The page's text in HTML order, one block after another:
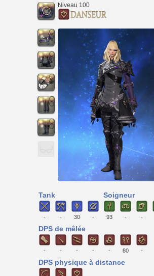
Niveau 100
Tank
- - 30 -
Soigneur
93 - -
DPS de mêlée
- - - - - 80 -
DPS physique à distance